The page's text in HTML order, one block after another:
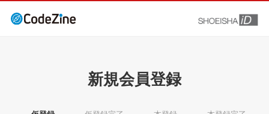
新規会員登録